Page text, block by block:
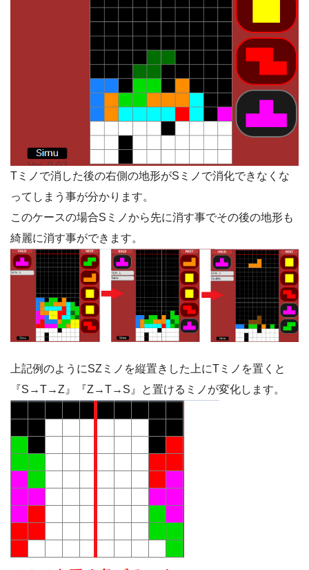
Tミノで消した後の右側の地形がSミノで消化できなくな
ってしまう事が分かります。
このケースの場合Sミノから先に消す事でその後の地形も
綺麗に消す事ができます。
上記例のようにSZミノを縦置きした上にTミノを置くと
『S→T→Z』『Z→T→S』と置けるミノが変化します。